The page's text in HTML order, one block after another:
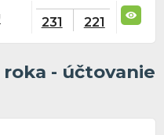
231 221
- účtovanie